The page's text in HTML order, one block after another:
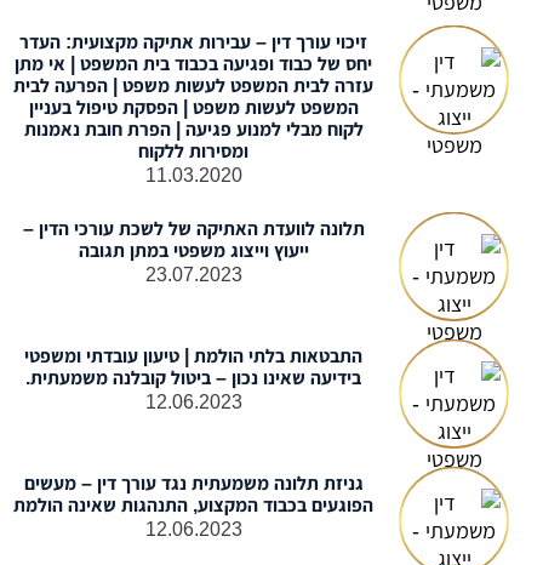
זיכוי עורך דין – עבירות אתיקה מקצועית: העדר
יחס של כבוד ופגיעה בכבוד בית המשפט | אי מתן
עזרה לבית המשפט לעשות משפט | הפרעה לבית
המשפט לעשות משפט | הפסקת טיפול בעניין
לקוח מבלי למנוע פגיעה | הפרת חובת נאמנות
ומסירות ללקוח
11.03.2020
תלונה לוועדת האתיקה של לשכת עורכי הדין –
ייעוץ וייצוג משפטי במתן תגובה
23.07.2023
התבטאות בלתי הולמת | טיעון עובדתי ומשפטי
בידיעה שאינו נכון – ביטול קובלנה משמעתית.
12.06.2023
גניזת תלונה משמעתית נגד עורך דין – מעשים
הפוגעים בכבוד המקצוע, התנהגות שאינה הולמת
12.06.2023